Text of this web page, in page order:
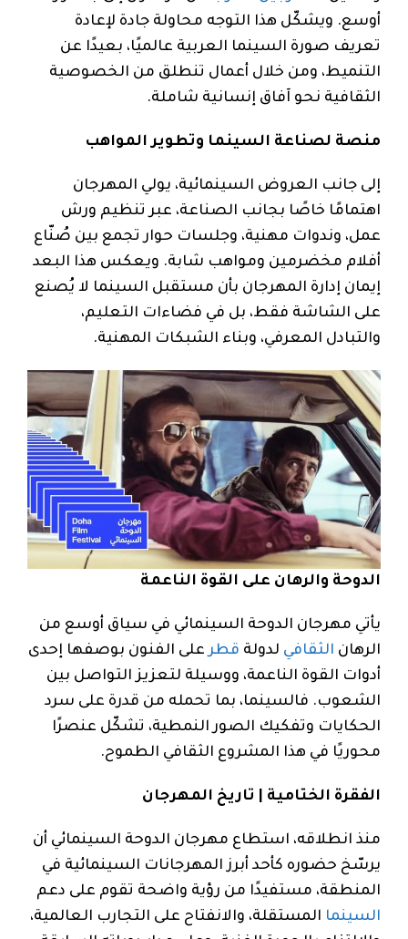
أوسع. ويشكّل هذا التوجه محاولة جادة لإعادة
تعريف صورة السينما العربية عالميًا، بعيدًا عن
التنميط، ومن خلال أعمال تنطلق من الخصوصية
الثقافية نحو آفاق إنسانية شاملة.
منصة لصناعة السينما وتطوير المواهب
إلى جانب العروض السينمائية، يولي المهرجان
اهتمامًا خاصًا بجانب الصناعة، عبر تنظيم ورش
عمل، وندوات مهنية، وجلسات حوار تجمع بين صُنّاع
أفلام مخضرمين ومواهب شابة. ويعكس هذا البعد
إيمان إدارة المهرجان بأن مستقبل السينما لا يُصنع
على الشاشة فقط، بل في فضاءات التعليم،
والتبادل المعرفي، وبناء الشبكات المهنية.
الدوحة والرهان على القوة الناعمة
يأتي مهرجان الدوحة السينمائي في سياق أوسع من
الرهان الثقافي لدولة قطرعلى الفنون بوصفها إحدى
أدوات القوة الناعمة، ووسيلة لتعزيز التواصل بين
الشعوب. فالسينما، بما تحمله من قدرة على سرد
الحكايات وتفكيك الصور النمطية، تشكّل عنصرًا
محوريًا في هذا المشروع الثقافي الطموح.
الفقرة الختامية | تاريخ المهرجان
منذ انطلاقه، استطاع مهرجان الدوحة السينمائي أن
يرسّخ حضوره كأحد أبرز المهرجانات السينمائية في
المنطقة، مستفيدًا من رؤية واضحة تقوم على دعم
السينما المستقلة، والانفتاح على التجارب العالمية،